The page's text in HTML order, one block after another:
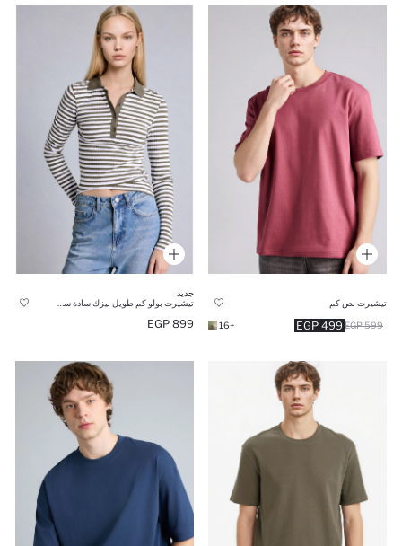
تيشيرت نص كم
499 EGP 599 EGP
+16
جديد
899 EGP